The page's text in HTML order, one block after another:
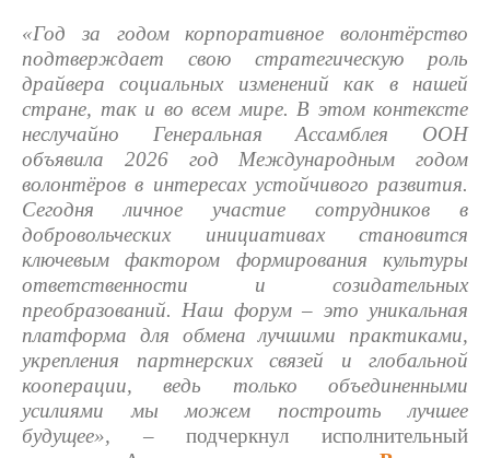
«Год за годом корпоративное волонтёрство
подтверждает свою стратегическую роль
драйвера социальных изменений как в нашей
стране, так и во всем мире. В этом контексте
неслучайно Генеральная Ассамблея ООН
объявила 2026 год Международным годом
волонтёров в интересах устойчивого развития.
Сегодня личное участие сотрудников в
добровольческих инициативах становится
ключевым фактором формирования культуры
ответственности и созидательных
преобразований. Наш форум – это уникальная
платформа для обмена лучшими практиками,
укрепления партнерских связей и глобальной
кооперации, ведь только объединенными
усилиями мы можем построить лучшее
будущее», – подчеркнул исполнительный